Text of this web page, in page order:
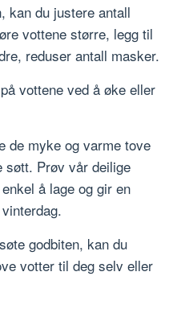
kan du justere antall
vottene større, legg til
reduser antall masker.
vottene ved å øke eller
de myke og varme tove
søtt. Prøv vår deilige
å lage og gir en
godbiten, kan du
votter til deg selv eller